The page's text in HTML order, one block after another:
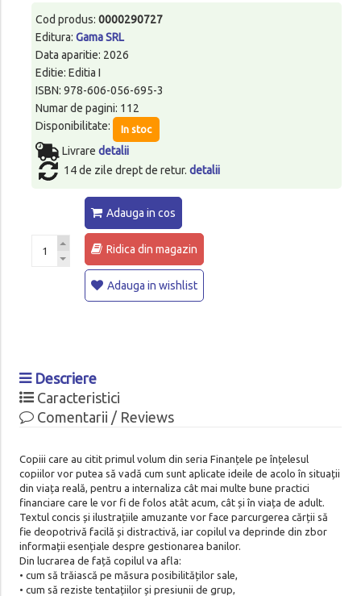
Cod produs: 0000290727
Editura: Gama SRL
Data aparitie: 2026
Editie: Editia I
ISBN: 978-606-056-695-3
Numar de pagini: 112
Disponibilitate:
In stoc
Livrare detalii
14 de zile drept de retur. detalii
Adauga in cos
Ridica din magazin
Adauga in wishlist
Descriere
Caracteristici
Comentarii / Reviews
Copiii care au citit primul volum din seria Finanțele pe înțelesul
copiilor vor putea să vadă cum sunt aplicate ideile de acolo în situații
din viața reală, pentru a internaliza cât mai multe bune practici
financiare care le vor fi de folos atât acum, cât și în viața de adult.
Textul concis și ilustrațiile amuzante vor face parcurgerea cărții să
fie deopotrivă facilă și distractivă, iar copilul va deprinde din zbor
informații esențiale despre gestionarea banilor.
Din lucrarea de față copilul va afla:
• cum să trăiască pe măsura posibilităților sale,
• cum să reziste tentațiilor și presiunii de grup,